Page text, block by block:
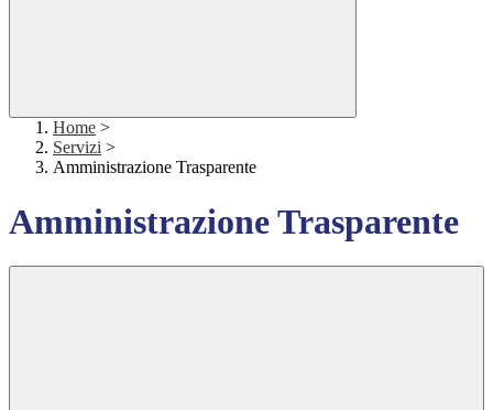
Home >
Servizi >
Amministrazione Trasparente
Amministrazione Trasparente